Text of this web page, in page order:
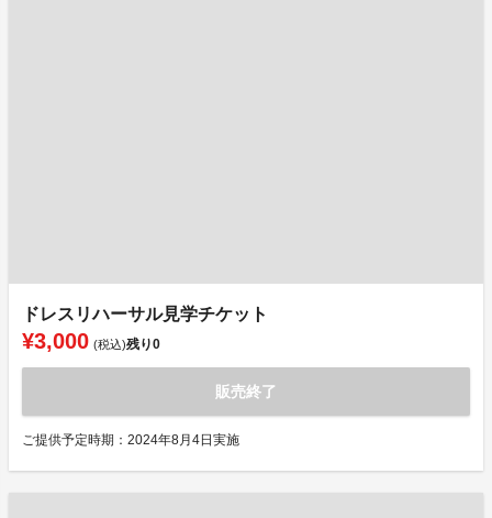
ドレスリハーサル見学チケット
¥3,000 (税込)残り0
販売終了
ご提供予定時期：2024年8月4日実施